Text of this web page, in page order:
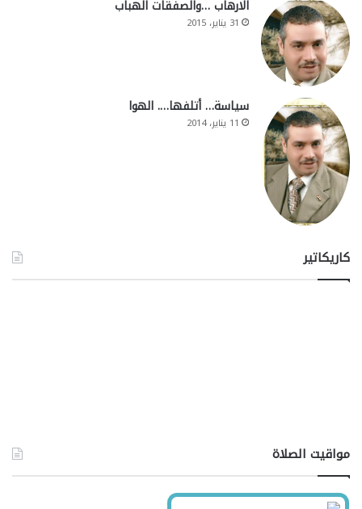
الارهاب …والصفقات الهباب
31 يناير، 2015
سياسة… أتلفها…. الهوا
11 يناير، 2014
كاريكاتير
مواقيت الصلاة